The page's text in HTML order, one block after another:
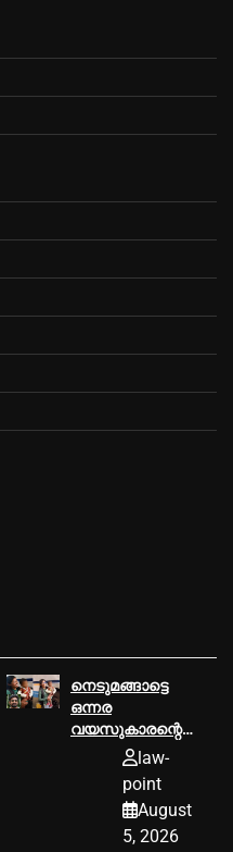
നെടുമങ്ങാട്ടെ
ഒന്നര
വയസുകാരന്റെ
കൊലപാതകം;
കുറ്റപത്രം ഉടൻ
സമർപ്പിക്കണമെന്ന്
ഹൈക്കോടതി
law-
point
August
5, 2026